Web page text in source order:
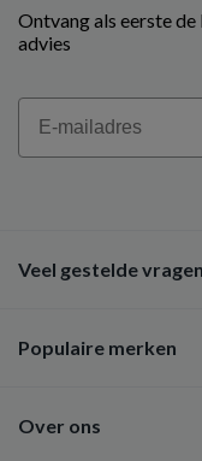
Ontvang als eerste
advies
Email
Veel gestelde vragen
Populaire merken
Over ons